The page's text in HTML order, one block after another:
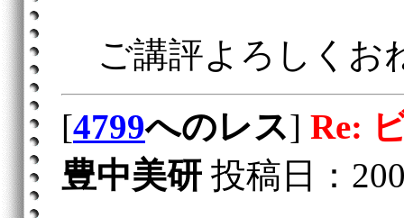
ご講評よろしくお
[4799へのレス] Re:
豊中美研 投稿日：